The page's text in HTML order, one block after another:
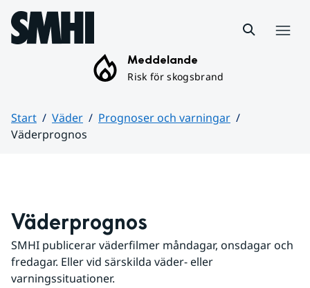
Hoppa till sidans innehåll
Meddelande
Risk för skogsbrand
Start Väder
Prognoser och varningar
Väderprognos
Väderprognos
SMHI publicerar väderfilmer måndagar, onsdagar och
fredagar. Eller vid särskilda väder- eller
varningssituationer.